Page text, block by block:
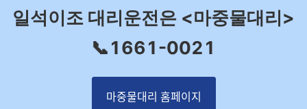
일석이조 대리운전은 <마중물대리>
📞1661-0021
마중물대리 홈페이지